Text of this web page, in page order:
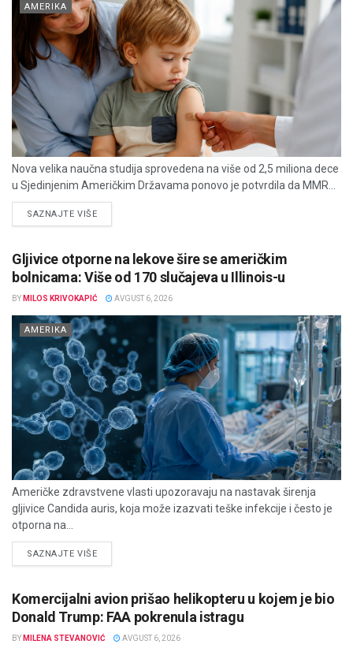
AMERIKA
Nova velika naučna studija sprovedena na više od 2,5 miliona dece
u Sjedinjenim Američkim Državama ponovo je potvrdila da MMR...
SAZNAJTE VIŠEDETAILS
Gljivice otporne na lekove šire se američkim
bolnicama: Više od 170 slučajeva u Illinois-u
BY MILOS KRIVOKAPIĆ AVGUST 6, 2026
AMERIKA
Američke zdravstvene vlasti upozoravaju na nastavak širenja
gljivice Candida auris, koja može izazvati teške infekcije i često je
otporna na...
SAZNAJTE VIŠEDETAILS
Komercijalni avion prišao helikopteru u kojem je bio
Donald Trump: FAA pokrenula istragu
BY MILENA STEVANOVIĆ AVGUST 6, 2026